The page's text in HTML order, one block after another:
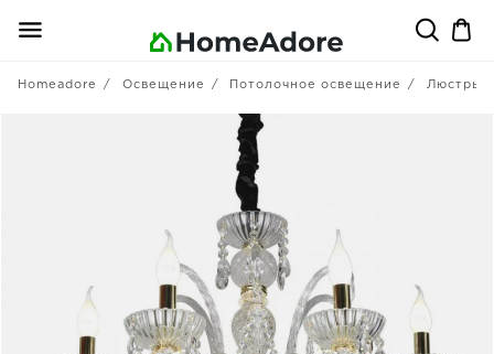
Homeadore Освещение Потолочное освещение Люстры